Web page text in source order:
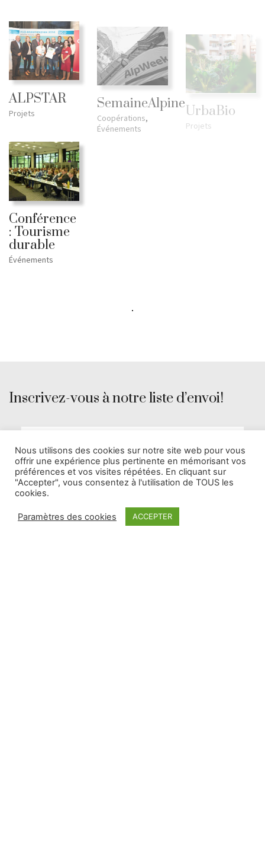
ALPSTAR
Projets
SemaineAlpine
Coopérations,
Événements
UrbaBio
Projets
Conférence
: Tourisme
durable
Événements
Show More
Inscrivez-vous à notre liste d’envoi!
Nous utilisons des cookies sur notre site web pour vous
offrir une expérience plus pertinente en mémorisant vos
préférences et vos visites répétées. En cliquant sur
"Accepter", vous consentez à l'utilisation de TOUS les
cookies.
Paramètres des cookies ACCEPTER